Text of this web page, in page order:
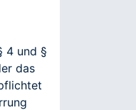
4 und §
das